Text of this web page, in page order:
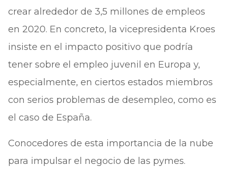
crear alrededor de 3,5 millones de empleos
en 2020. En concreto, la vicepresidenta Kroes
insiste en el impacto positivo que podría
tener sobre el empleo juvenil en Europa y,
especialmente, en ciertos estados miembros
con serios problemas de desempleo, como es
el caso de España.
Conocedores de esta importancia de la nube
para impulsar el negocio de las pymes.